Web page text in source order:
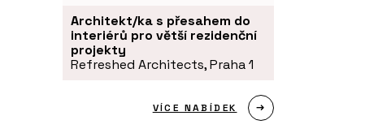
Architekt/ka s přesahem do
interiérů pro větší rezidenční
projekty
Refreshed Architects, Praha 1
VÍCE NABÍDEK